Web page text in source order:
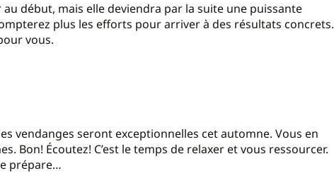
début, mais elle deviendra par la suite une puissante
plus les efforts pour arriver à des résultats concrets.
vous.
vendanges seront exceptionnelles cet automne. Vous en
Bon! Écoutez! C’est le temps de relaxer et vous ressourcer.
prépare…